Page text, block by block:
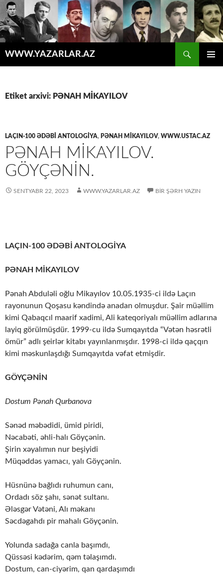
WWW.YAZARLAR.AZ
Etiket arxivi: PƏNAH MİKAYILOV
LAÇIN-100 ƏDƏBİ ANTOLOGİYA, PƏNAH MİKAYILOV, WWW.USTAC.AZ
PƏNAH MİKAYILOV.
GÖYÇƏNİN.
SENTYABR 22, 2023 WWW.YAZARLAR.AZ BIR ŞƏRH YAZIN
LAÇIN-100 ƏDƏBİ ANTOLOGİYA
PƏNAH MİKAYILOV
Pənah Abduləli oğlu Mikayılov 10.05.1935-ci ildə Laçın
rayonunun Qoşasu kəndində anadan olmuşdur. Şair müəllim
kimi Qabaqcıl maarif xadimi, Ali kateqoriyalı müəllim adlarına
layiq görülmüşdür. 1999-cu ildə Sumqayıtda “Vətən həsrətli
ömür” adlı şeirlər kitabı yayınlanmışdır. 1998-ci ildə qaçqın
kimi məskunlaşdığı Sumqayıtda vəfat etmişdir.
GÖYÇƏNİN
Dostum Pənah Qurbanova
Sənəd məbədidi, ümid piridi,
Nəcabəti, əhli-halı Göyçənin.
Şirin xəyalımın nur beşiyidi
Müqəddəs yamacı, yalı Göyçənin.
Hüsnünə bağlıdı ruhumun canı,
Ordadı söz şahı, sənət sultanı.
Ələsgər Vətəni, Alı məkanı
Səcdəgahdı pir mahalı Göyçənin.
Yolunda sadağa canla başımdı,
Qüssəsi kədərim, qəm təlaşımdı.
Dostum, can-ciyərim, qan qardaşımdı